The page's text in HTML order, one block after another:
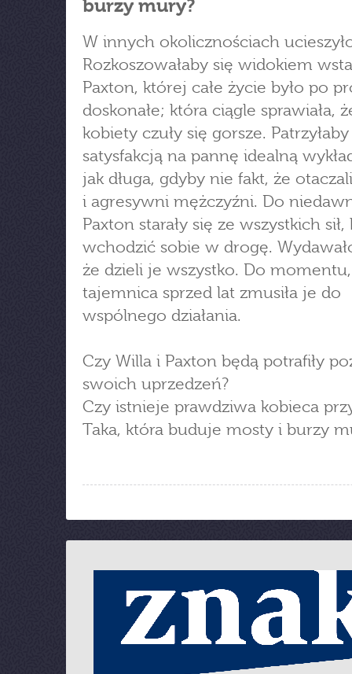
burzy mury?
W innych okolicznościach
Rozkoszowałaby się widokiem
Paxton, której całe życie było po
doskonałe; która ciągle sprawiała,
kobiety czuły się gorsze.
satysfakcją na pannę idealną
jak długa, gdyby nie fakt, że
i agresywni mężczyźni. Do
Paxton starały się ze wszystkich
wchodzić sobie w drogę.
że dzieli je wszystko. Do
tajemnica sprzed lat zmusiła je do
wspólnego działania.
Czy Willa i Paxton będą potrafiły
swoich uprzedzeń?
Czy istnieje prawdziwa kobieca
Taka, która buduje mosty i burzy